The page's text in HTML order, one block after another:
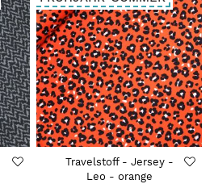
Travelstoff - Jersey -
Leo - orange